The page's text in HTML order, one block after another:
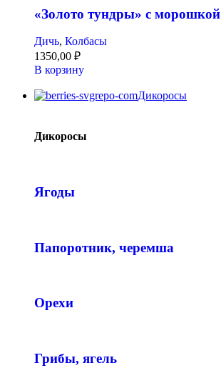
«Золото тундры» с морошкой
Дичь, Колбасы
1350,00 ₽
В корзину
Дикоросы
Дикоросы
Ягоды
Папоротник, черемша
Орехи
Грибы, ягель